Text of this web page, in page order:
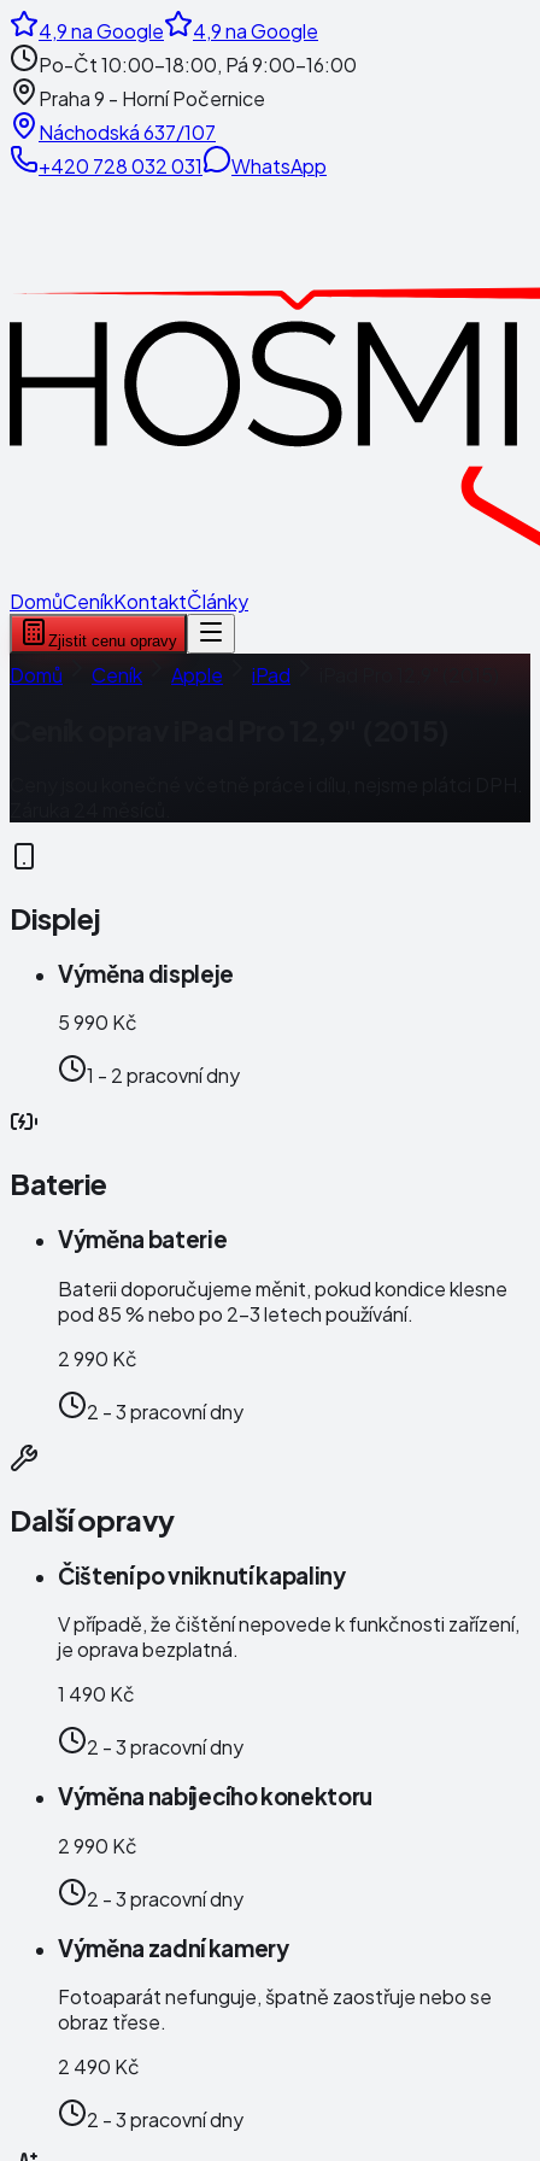
4,9na Google 4,9na Google
Po-Čt 10:00-18:00, Pá 9:00-16:00
Praha 9 - Horní Počernice
Náchodská 637/107
+420 728 032 031
WhatsApp
DomůCeníkKontaktČlánky
Zjistit cenu opravy
Domů Ceník Apple iPad
Displej
Výměna displeje
5 990 Kč
1 - 2 pracovní dny
Baterie
Výměna baterie
Baterii doporučujeme měnit, pokud kondice klesne
pod 85 % nebo po 2–3 letech používání.
2 990 Kč
2 - 3 pracovní dny
Další opravy
Čištení po vniknutí kapaliny
V případě, že čištění nepovede k funkčnosti zařízení,
je oprava bezplatná.
1 490 Kč
2 - 3 pracovní dny
Výměna nabíjecího konektoru
2 990 Kč
2 - 3 pracovní dny
Výměna zadní kamery
Fotoaparát nefunguje, špatně zaostřuje nebo se
obraz třese.
2 490 Kč
2 - 3 pracovní dny